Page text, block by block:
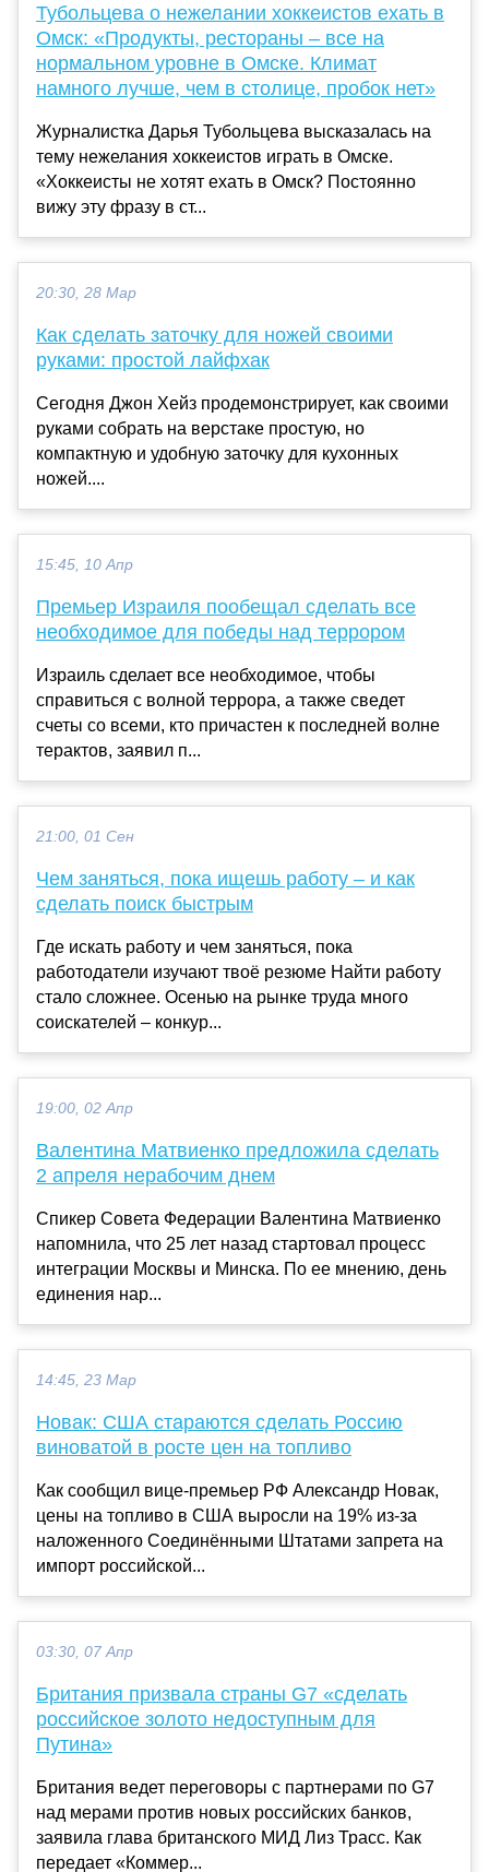
Тубольцева о нежелании хоккеистов ехать в
Омск: «Продукты, рестораны – все на
нормальном уровне в Омске. Климат
намного лучше, чем в столице, пробок нет»
Журналистка Дарья Тубольцева высказалась на
тему нежелания хоккеистов играть в Омске.
«Хоккеисты не хотят ехать в Омск? Постоянно
вижу эту фразу в ст...
20:30, 28 Мар
Как сделать заточку для ножей своими
руками: простой лайфхак
Сегодня Джон Хейз продемонстрирует, как своими
руками собрать на верстаке простую, но
компактную и удобную заточку для кухонных
ножей....
15:45, 10 Апр
Премьер Израиля пообещал сделать все
необходимое для победы над террором
Израиль сделает все необходимое, чтобы
справиться с волной террора, а также сведет
счеты со всеми, кто причастен к последней волне
терактов, заявил п...
21:00, 01 Сен
Чем заняться, пока ищешь работу ‒ и как
сделать поиск быстрым
Где искать работу и чем заняться, пока
работодатели изучают твоё резюме Найти работу
стало сложнее. Осенью на рынке труда много
соискателей ‒ конкур...
19:00, 02 Апр
Валентина Матвиенко предложила сделать
2 апреля нерабочим днем
Спикер Совета Федерации Валентина Матвиенко
напомнила, что 25 лет назад стартовал процесс
интеграции Москвы и Минска. По ее мнению, день
единения нар...
14:45, 23 Мар
Новак: США стараются сделать Россию
виноватой в росте цен на топливо
Как сообщил вице-премьер РФ Александр Новак,
цены на топливо в США выросли на 19% из-за
наложенного Соединёнными Штатами запрета на
импорт российской...
03:30, 07 Апр
Британия призвала страны G7 «сделать
российское золото недоступным для
Путина»
Британия ведет переговоры с партнерами по G7
над мерами против новых российских банков,
заявила глава британского МИД Лиз Трасс. Как
передает «Коммер...